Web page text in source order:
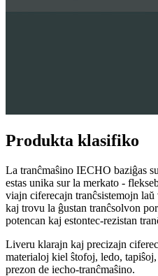
Produkta klasifiko
La tranĉmaŝino IECHO baziĝas
estas unika sur la merkato -
viajn ciferecajn tranĉsistemojn
kaj trovu la ĝustan tranĉsolvon
potencan kaj estontec-rezistan
Liveru klarajn kaj precizajn
materialoj kiel ŝtofoj, ledo,
prezon de iecho-tranĉmaŝino.